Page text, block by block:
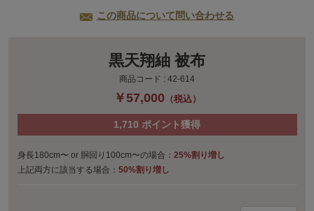
この商品について問い合わせる
黒天翔紬 被布
商品コード : 42-614
￥57,000 （税込）
1,710 ポイント獲得
身長180cm〜 or 胴回り100cm〜の場合： 25%割り増し
上記両方に該当する場合： 50%割り増し